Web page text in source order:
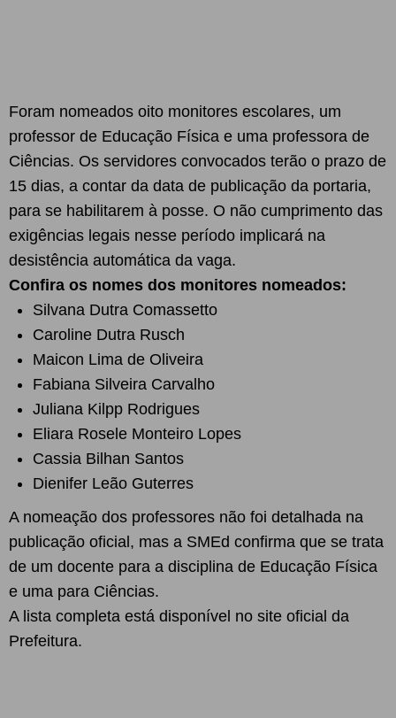
Foram nomeados oito monitores escolares, um
professor de Educação Física e uma professora de
Ciências. Os servidores convocados terão o prazo de
15 dias, a contar da data de publicação da portaria,
para se habilitarem à posse. O não cumprimento das
exigências legais nesse período implicará na
desistência automática da vaga.
Confira os nomes dos monitores nomeados:
Silvana Dutra Comassetto
Caroline Dutra Rusch
Maicon Lima de Oliveira
Fabiana Silveira Carvalho
Juliana Kilpp Rodrigues
Eliara Rosele Monteiro Lopes
Cassia Bilhan Santos
Dienifer Leão Guterres
A nomeação dos professores não foi detalhada na
publicação oficial, mas a SMEd confirma que se trata
de um docente para a disciplina de Educação Física
e uma para Ciências.
A lista completa está disponível no site oficial da
Prefeitura.